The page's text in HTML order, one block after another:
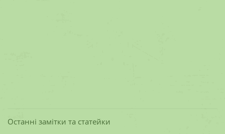
Останні замітки та статейки